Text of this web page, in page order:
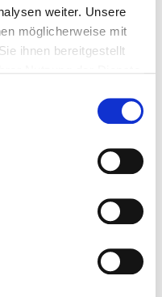
weiter. Unsere
möglicherweise mit
ihnen bereitgestellt